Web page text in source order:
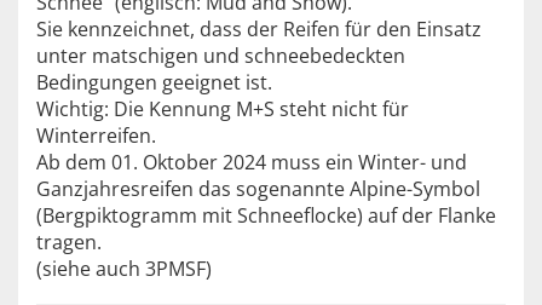
Sie kennzeichnet, dass der Reifen für den Einsatz
unter matschigen und schneebedeckten
Bedingungen geeignet ist.
Wichtig: Die Kennung M+S steht nicht für
Winterreifen.
Ab dem 01. Oktober 2024 muss ein Winter- und
Ganzjahresreifen das sogenannte Alpine-Symbol
(Bergpiktogramm mit Schneeflocke) auf der Flanke
tragen.
(siehe auch 3PMSF)